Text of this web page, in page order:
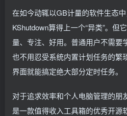
在如今动辄以GB计量的软件生态
KShutdown算得上一个“异类”。
量、专注、好用。普通用户不需要
也不用忍受系统内置计划任务的繁
界面就能搞定绝大部分定时任务。
对于追求效率和个人电脑管理的朋
是一款值得收入工具箱的优秀开源